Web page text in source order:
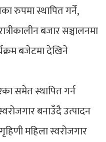
रुपमा स्थापित गर्ने,
बजार सञ्चालनमा
बजेटमा देखिने
समेत स्थापित गर्न
बनाउँदै उत्पादन
महिला स्वरोजगार